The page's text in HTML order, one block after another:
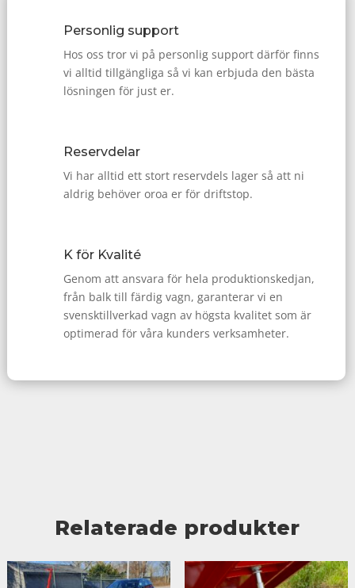
Personlig support
Hos oss tror vi på personlig support därför finns
vi alltid tillgängliga så vi kan erbjuda den bästa
lösningen för just er.
Reservdelar
Vi har alltid ett stort reservdels lager så att ni
aldrig behöver oroa er för driftstop.
K för Kvalité
Genom att ansvara för hela produktionskedjan,
från balk till färdig vagn, garanterar vi en
svensktillverkad vagn av högsta kvalitet som är
optimerad för våra kunders verksamheter.
Relaterade produkter